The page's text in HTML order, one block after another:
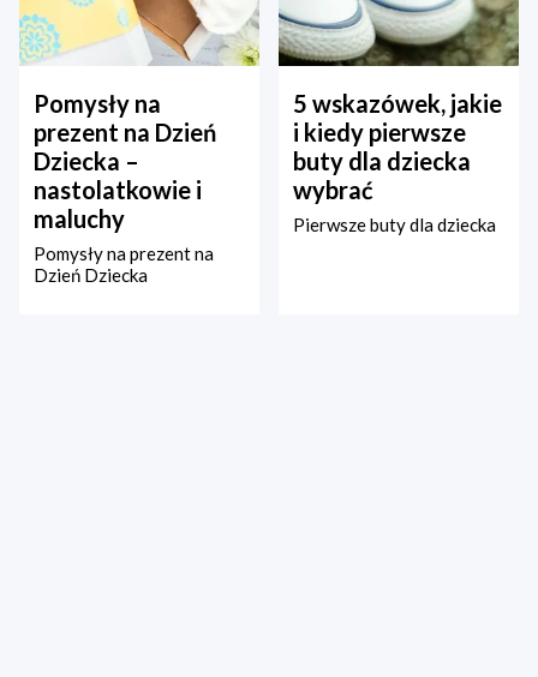
Pomysły na
prezent na Dzień
Dziecka –
nastolatkowie i
maluchy
Pomysły na prezent na
Dzień Dziecka
5 wskazówek, jakie
i kiedy pierwsze
buty dla dziecka
wybrać
Pierwsze buty dla dziecka